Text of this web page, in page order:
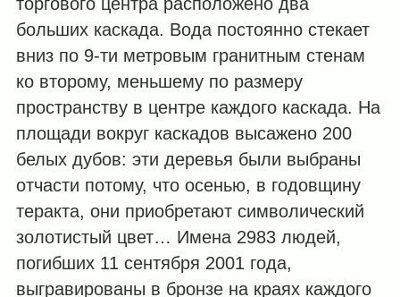
больших каскада. Вода постоянно стекает
вниз по 9-ти метровым гранитным стенам
ко второму, меньшему по размеру
пространству в центре каждого каскада. На
площади вокруг каскадов высажено 200
белых дубов: эти деревья были выбраны
отчасти потому, что осенью, в годовщину
теракта, они приобретают символический
золотистый цвет… Имена 2983 людей,
погибших 11 сентября 2001 года,
выгравированы в бронзе на краях каждого